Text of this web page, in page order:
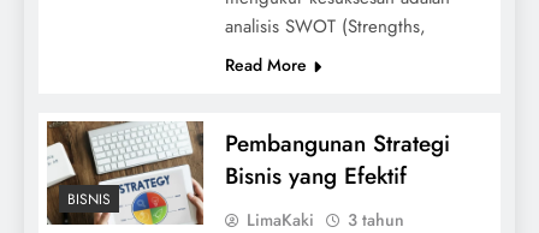
analisis SWOT (Strengths,
Read More
BISNIS
Pembangunan Strategi
Bisnis yang Efektif
LimaKaki
3 tahun